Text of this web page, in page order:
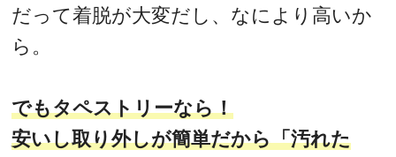
だって着脱が大変だし、なにより高いか
ら。
でもタペストリーなら！
安いし取り外しが簡単だから「汚れた